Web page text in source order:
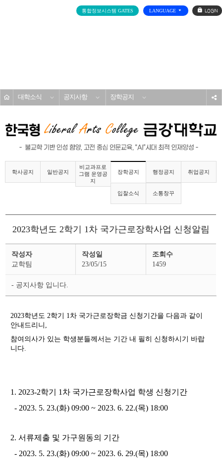
통합정보시스템 GATES LANGUAGE
로
그
대학소식 공지사항 장학공지
학사공지 일반공지
비교과프로
그램 운영공
지
장학공지 행정공지 취업공지
입찰소식 소통창꾸
이
2023학년도 2학기 1차 국가근로장학사업 신청알림
작성자
교학팀
작성일
23/05/15
조회수
1459
- 공지사항 입니다.
2023학년도 2학기 1차 국가근로장학금 신청기간을 다음과 같이
안내드리니,
참여의사가 있는 학생분들께서는 기간 내 필히 신청하시기 바랍
니다.
1. 2023-2학기 1차 국가근로장학사업 학생 신청기간
- 2023. 5. 23.(화) 09:00 ~ 2023. 6. 22.(목) 18:00
2. 서류제출 및 가구원동의 기간
- 2023. 5. 23.(화) 09:00 ~ 2023. 6. 29.(목) 18:00